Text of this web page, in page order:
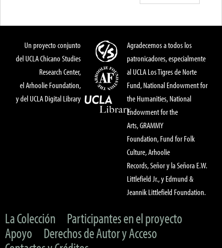
Un proyecto conjunto
del UCLA Chicano Studies
Research Center,
el Arhoolie Foundation,
y del UCLA Digital Library
Agradecemos a todos los
patronicadores, especialmente
al UCLA Los Tigres de Norte
Fund, National Endowment for
the Humanities, National
Endowment for the
Arts, GRAMMY
Foundation, Fund for Folk
Culture, Arhoolie
Records, Señor y la Señora E.W.
Littlefield Jr., y Edmund &
Jeannik Littlefield Foundation.
La Colección
Participantes en el proyecto
Apoyo
Derechos de Autor y Acceso